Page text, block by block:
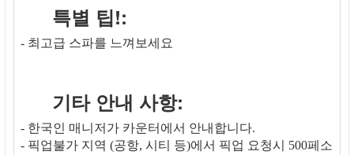
특별 팁!:
- 최고급 스파를 느껴보세요
기타 안내 사항:
- 한국인 매니저가 카운터에서 안내합니다.
- 픽업불가 지역 (공항, 시티 등)에서 픽업 요청시 500페소